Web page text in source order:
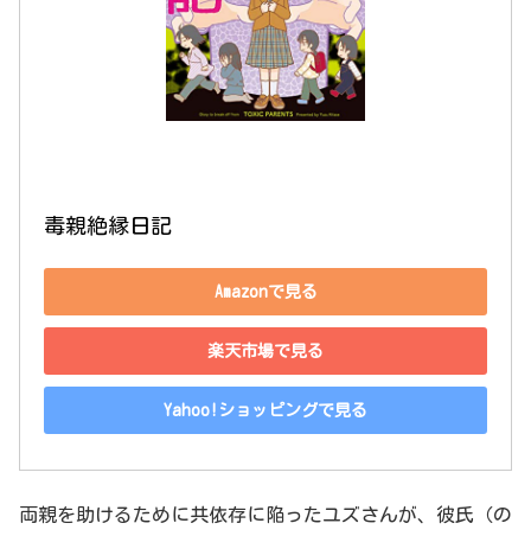
毒親絶縁日記
Amazonで見る
楽天市場で見る
Yahoo!ショッピングで見る
両親を助けるために共依存に陥ったユズさんが、彼氏（の